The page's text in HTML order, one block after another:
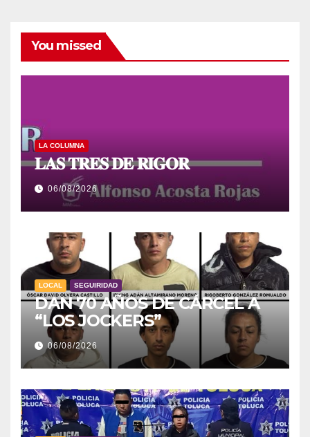
You missed
LA COLUMNA
𝐋𝐀𝐒 𝐓𝐑𝐄𝐒 𝐃𝐄 𝐑𝐈𝐆𝐎𝐑
06/08/2026
LOCAL SEGUIRIDAD
DAN 70 AÑOS DE CÁRCEL A
“LOS JOCKERS”
06/08/2026